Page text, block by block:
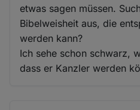
etwas sagen müssen.
Bibelweisheit aus, die
werden kann?
Ich sehe schon schwarz,
dass er Kanzler werden